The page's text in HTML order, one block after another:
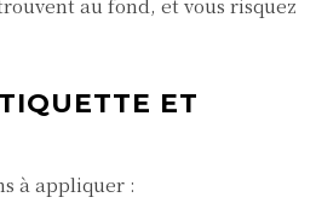
au fond, et vous risquez
ET
à appliquer :